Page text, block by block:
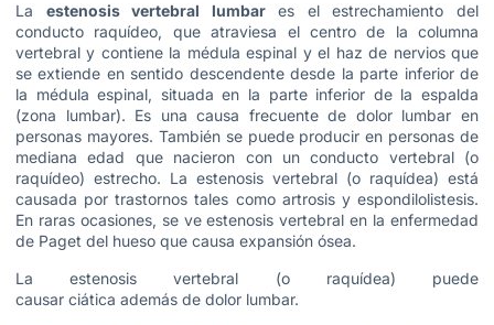
La estenosis vertebral lumbares el estrechamiento del
conducto raquídeo, que atraviesa el centro de la columna
vertebral y contiene la médula espinal y el haz de nervios que
se extiende en sentido descendente desde la parte inferior de
la médula espinal, situada en la parte inferior de la espalda
(zona lumbar). Es una causa frecuente de dolor lumbar en
personas mayores. También se puede producir en personas de
mediana edad que nacieron con un conducto vertebral (o
raquídeo) estrecho. La estenosis vertebral (o raquídea) está
causada por trastornos tales como artrosis y espondilolistesis.
En raras ocasiones, se ve estenosis vertebral en la enfermedad
de Paget del hueso que causa expansión ósea.
La estenosis vertebral (o raquídea) puede
causar ciática además de dolor lumbar.